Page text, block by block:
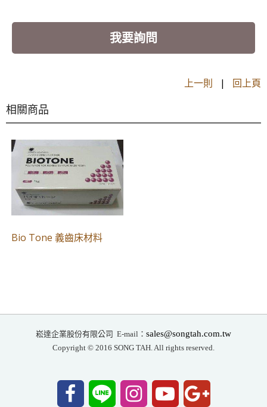
我要詢問
上一則 | 回上頁
相關商品
Bio Tone 義齒床材料
崧達企業股份有限公司 E-mail： sales@songtah.com.tw
Copyright © 2016 SONG TAH. All rights reserved.